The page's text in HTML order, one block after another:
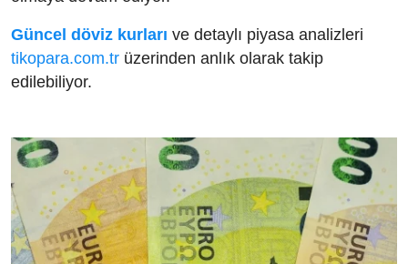
Güncel döviz kurları ve detaylı piyasa analizleri
tikopara.com.tr üzerinden anlık olarak takip
edilebiliyor.